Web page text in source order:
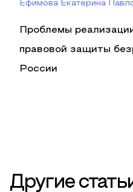
Ефимова Екатерина
Проблемы
правовой защиты
России
Другие